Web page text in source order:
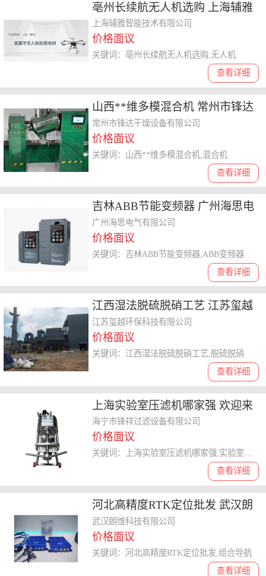
亳州长续航无人机选购 上海辅雅
智能技术供应
上海辅雅智能技术有限公司
价格面议
查看详细
关键词：亳州长续航无人机选购,无人机
山西**维多模混合机 常州市锋达
干燥设备供应
常州市锋达干燥设备有限公司
价格面议
查看详细
关键词：山西**维多模混合机,混合机
吉林ABB节能变频器 广州海思电
气供应
广州海思电气有限公司
价格面议
查看详细
关键词：吉林ABB节能变频器,ABB变频器
江西湿法脱硫脱硝工艺 江苏玺越
环保科技供应
江苏玺越环保科技有限公司
价格面议
查看详细
关键词：江西湿法脱硫脱硝工艺,脱硫脱硝
上海实验室压滤机哪家强 欢迎来
电 海宁市锋祥过滤设备供应
海宁市锋祥过滤设备有限公司
价格面议
查看详细
关键词：上海实验室压滤机哪家强,实验室压滤机
河北高精度RTK定位批发 武汉朗
维科技供应
武汉朗维科技有限公司
价格面议
查看详细
关键词：河北高精度RTK定位批发,组合导航